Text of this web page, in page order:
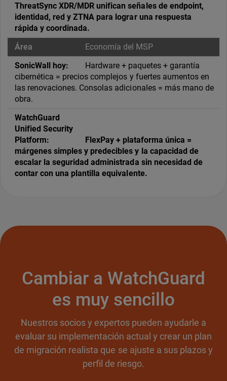
ThreatSync XDR/MDR unifican señales de endpoint,
identidad, red y ZTNA para lograr una respuesta
rápida y coordinada.
Economía del MSP
Hardware + paquetes + garantía
cibernética = precios complejos y fuertes aumentos en
las renovaciones. Consolas adicionales = más mano de
obra.
FlexPay + plataforma única =
márgenes simples y predecibles y la capacidad de
escalar la seguridad administrada sin necesidad de
contar con una plantilla equivalente.
Cambiar a WatchGuard
es muy sencillo
Nuestros socios y expertos pueden ayudarle a
evaluar su implementación actual y crear un plan
de migración realista que se ajuste a sus plazos y
perfil de riesgo.